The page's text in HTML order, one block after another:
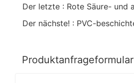
Produktanfrageformular